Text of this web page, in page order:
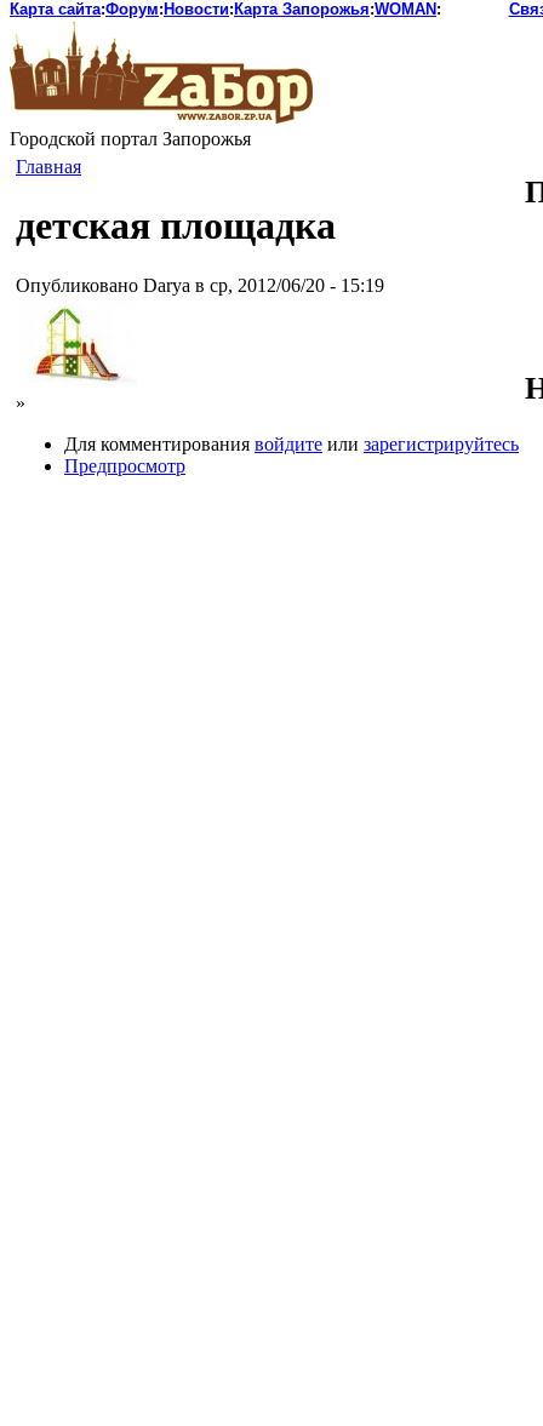
Карта сайта:Форум: Новости: Карта Запорожья:WOMAN :
Городской портал Запорожья
Главная
детская площадка
Опубликовано Darya в ср, 2012/06/20 - 15:19
»
Для комментирования войдите или зарегистрируйтесь
Предпросмотр